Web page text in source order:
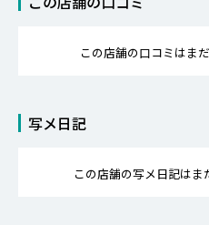
この店舗の口コミはま
写メ日記
この店舗の写メ日記はま